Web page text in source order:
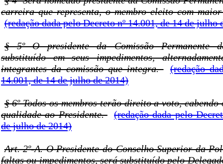
carreira que representa, o membro eleito com
(redação dada pelo Decreto nº 14.001, de 14 de julho
§ 5º O presidente da Comissão Permanente
substituído em seus impedimentos,
integrantes da comissão que integra.
(redação
14.001, de 14 de julho de 2014)
§ 6º Todos os membros terão direito a voto, cabendo
qualidade ao Presidente.
(redação dada pelo
de julho de 2014)
Art. 2º-A. O Presidente do Conselho Superior da
faltas ou impedimentos, será substituído pelo